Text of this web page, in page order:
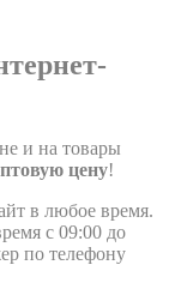
и на товары
цену!
в любое время.
с 09:00 до
по телефону